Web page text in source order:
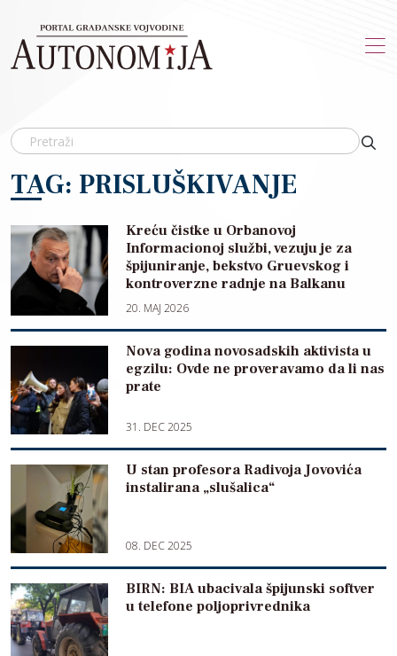
TAG: PRISLUŠKIVANJE
Kreću čistke u Orbanovoj
Informacionoj službi, vezuju je za
špijuniranje, bekstvo Gruevskog i
kontroverzne radnje na Balkanu
20. MAJ 2026
Nova godina novosadskih aktivista u
egzilu: Ovde ne proveravamo da li nas
prate
31. DEC 2025
U stan profesora Radivoja Jovovića
instalirana „slušalica“
08. DEC 2025
BIRN: BIA ubacivala špijunski softver
u telefone poljoprivrednika